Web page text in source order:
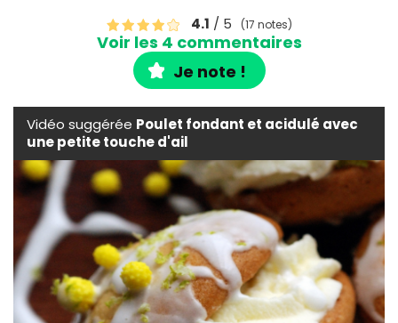
4.1 / 5 (17 notes)
Voir les 4 commentaires
Je note !
Vidéo suggérée Poulet fondant et acidulé avec
une petite touche d'ail